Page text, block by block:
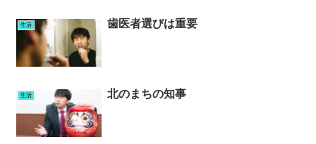
生活 歯医者選びは重要
生活 北のまちの知事